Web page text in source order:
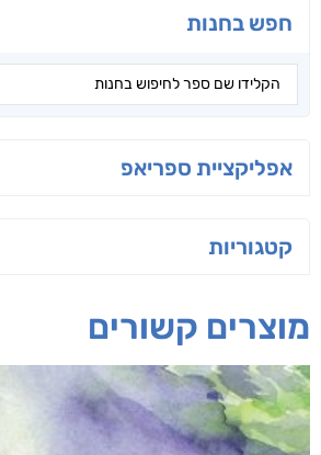
חפש בחנות
אפליקציית ספריאפ
קטגוריות
מוצרים קשורים